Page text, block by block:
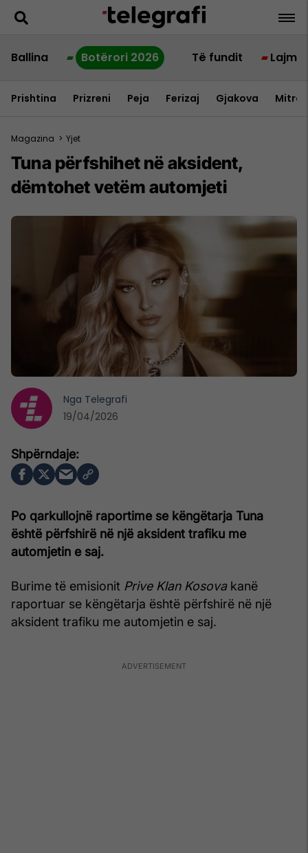
Ballina Botërori 2026 Të fundit Lajme
Prishtina Prizreni Peja Ferizaj Gjakova
Magazina > Yjet
Tuna përfshihet në aksident,
dëmtohet vetëm automjeti
Po qarkullojnë raportime se këngëtarja Tuna
është përfshirë në një aksident trafiku me
automjetin e saj.
Burime të emisionit Prive Klan Kosovakanë
raportuar se këngëtarja është përfshirë në një
aksident trafiku me automjetin e saj.
Nga Telegrafi
19/04/2026